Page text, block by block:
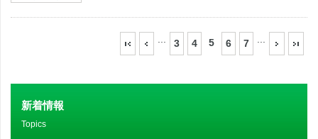
3 4 5 6 7
新着情報
Topics